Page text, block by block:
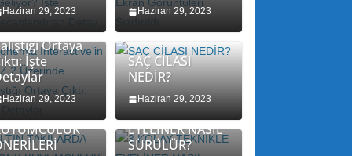
Haziran 29, 2023 Haziran 29, 2023
2 Üzerinde
Ortaya
İşte
Haziran 29, 2023
SAÇ CİLASI
NEDİR?
Haziran 29, 2023
3 KOLAY
TEKNİKLE
EYELİNER NASIL
SÜRÜLÜR?
YAZ